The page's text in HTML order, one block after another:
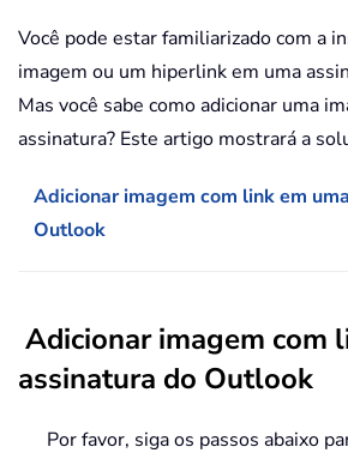
Você pode estar familiarizado com a
imagem ou um hiperlink em uma
Mas você sabe como adicionar uma
assinatura? Este artigo mostrará a
Adicionar imagem com link em
Outlook
Adicionar imagem com
assinatura do Outlook
Por favor, siga os passos abaixo